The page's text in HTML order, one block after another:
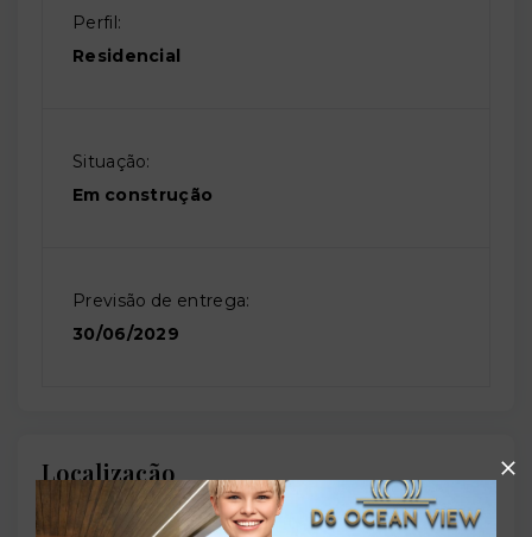
Perfil:
Residencial
Situação:
Em construção
Previsão de entrega:
30/06/2029
Localização
Rodovia BR-101, 210 - Distrito Industrial - São